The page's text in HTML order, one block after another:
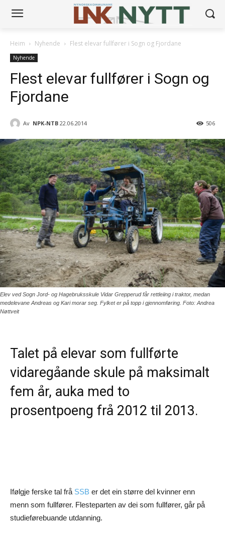
Heim Nyhende Flest elevar fullfører i Sogn og Fjordane
Nyhende
Flest elevar fullfører i Sogn og
Fjordane
Av NPK-NTB 22.06.2014 506
Elev ved Sogn Jord- og Hagebruksskule Vidar Grepperud får rettleiing i traktor, medan
medelevane Andreas og Kari morar seg. Fylket er på topp i gjennomføring. Foto: Andrea
Nøttveit
Talet på elevar som fullførte
vidaregåande skule på maksimalt
fem år, auka med to
prosentpoeng frå 2012 til 2013.
Ifølgje ferske tal frå SSB er det ein større del kvinner enn
menn som fullfører. Flesteparten av dei som fullfører, går på
studieførebuande utdanning.